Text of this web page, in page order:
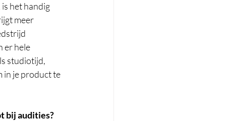
het handig
meer
er hele
studiotijd,
in je product te
bij audities?